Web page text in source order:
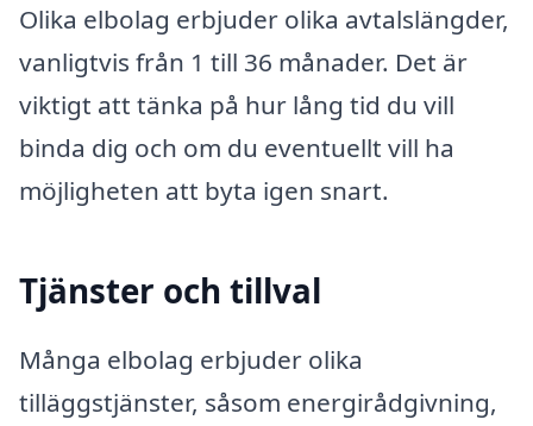
Olika elbolag erbjuder olika avtalslängder,
vanligtvis från 1 till 36 månader. Det är
viktigt att tänka på hur lång tid du vill
binda dig och om du eventuellt vill ha
möjligheten att byta igen snart.
Tjänster och tillval
Många elbolag erbjuder olika
tilläggstjänster, såsom energirådgivning,